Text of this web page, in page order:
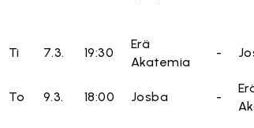
Ti 7.3. 19:30
Erä
Akatemia
-
To 9.3. 18:00 Josba -